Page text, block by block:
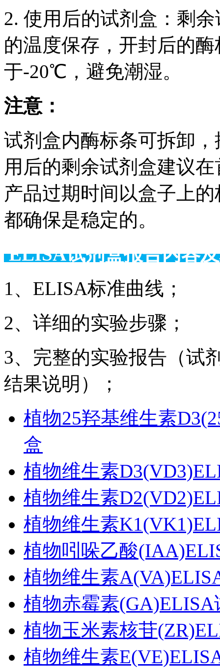
2. 使用后的试剂盒：剩
的温度保存，开封后的
于-20℃，避免潮湿。
注意：
试剂盒内酶标条可拆卸
用后的剩余试剂盒建议
产品过期时间以盒子上
都确保是稳定的。
ELISA试剂盒报告内
1、ELISA标准曲线；
2、详细的实验步骤；
3、完整的实验报告（试
结果说明）；
植物25羟基维生素
盒
植物维生素
植物维生素
植物维生素
植物吲哚乙酸
植物维生素
植物赤霉素(GA)ELISA
植物玉米素核苷
植物维生素